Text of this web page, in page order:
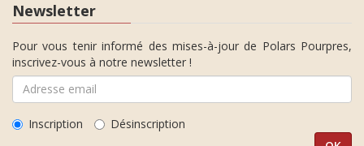
Newsletter
Pour vous tenir informé des mises-à-jour de Polars Pourpres,
inscrivez-vous à notre newsletter !
Inscription Désinscription